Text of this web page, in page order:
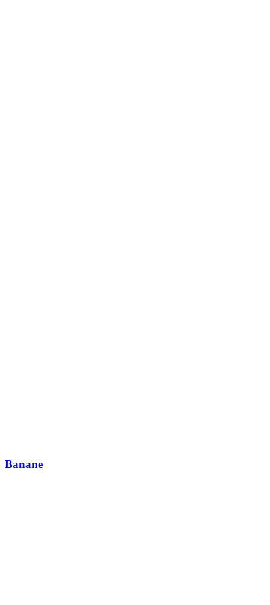
Banane